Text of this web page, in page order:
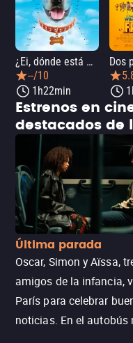
¿Ei, dónde está mi perro?
--/10
1h22min
Estrenos en
destacados de
Última parada
Oscar, Simon y Aïssa,
amigos de la infancia,
París para celebrar
noticias. En el autobús